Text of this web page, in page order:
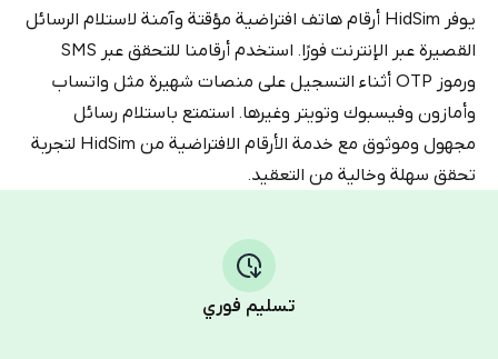
يوفر HidSim أرقام هاتف افتراضية مؤقتة وآمنة لاستلام الرسائل
القصيرة عبر الإنترنت فورًا. استخدم أرقامنا للتحقق عبر SMS
ورموز OTP أثناء التسجيل على منصات شهيرة مثل واتساب
وأمازون وفيسبوك وتويتر وغيرها. استمتع باستلام رسائل
مجهول وموثوق مع خدمة الأرقام الافتراضية من HidSim لتجربة
تحقق سهلة وخالية من التعقيد.
تسليم فوري